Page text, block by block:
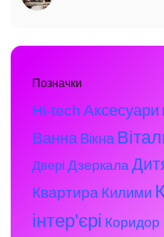
Позначки
Hi-tech Аксесуари
Ванна Вікна
Двері Дзеркала
Квартира Килими
інтер'єрі Коридор